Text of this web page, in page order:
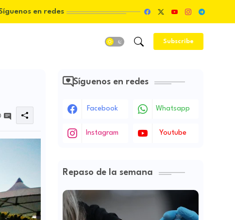
en redes
Subscribe
Síguenos en redes
Facebook Whatsapp
Instagram Youtube
Repaso de la semana